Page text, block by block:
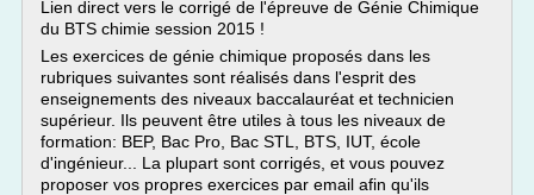
Lien direct vers le corrigé de l'épreuve de Génie Chimique
du BTS chimie session 2015 !
Les exercices de génie chimique proposés dans les
rubriques suivantes sont réalisés dans l'esprit des
enseignements des niveaux baccalauréat et technicien
supérieur. Ils peuvent être utiles à tous les niveaux de
formation: BEP, Bac Pro, Bac STL, BTS, IUT, école
d'ingénieur... La plupart sont corrigés, et vous pouvez
proposer vos propres exercices par email afin qu'ils